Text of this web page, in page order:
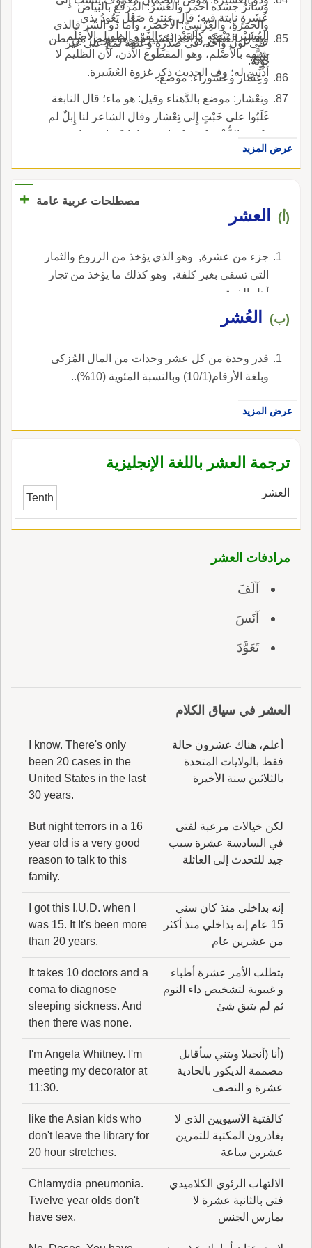
وسائرُ جسده أَحمر والعُشَرُ: المُرَقَّع بالبياض
والحمرةِ، والعِرْسِيّ: الأَخضر، وأَما ذو الشر فالذي
على لون واحد، في صدرِهِ وعنُقِه لُمَعٌ على غير
لونه.
عُشَرةٍ نابتة فيه؛ قال عنترة صَعْل يَعُودُ بذي
العُشَيْرة بَيْضَه كالعَبْدِ ذي الفَرْوِ الطويل الأَصْلَم
شبَّهه بالأَصْلم، وهو المقطوع الأُذن، لأَن الظليم لا
أُذُنَين له؛ وف الحديث ذكر غزوة العُشَيرة.
ويقال: العُشَيْر وذاتُ العُشَيرة، وهو موض من بطن
يَنْبُع.
وعِشَار وعَشُوراء: موضع.
وتِعْشار: موضع بالدَّهناء وقيل: هو ماء؛ قال النابغة
غَلَبُوا على خَبْتٍ إِلى تِعْشار وقال الشاعر لنا إِبلٌ لم
تَعْرِف الذُّعْرَ بَيْنَه بتِعْشارَ مَرْعاها قَسَا فصَرائمُه.
عرض المزيد
مصطلحات عربية عامة +
(أ) العشر
جزء من عشرة‏, ‏ وهو الذي يؤخذ من الزروع والثمار
التي تسقى بغير كلفة‏, ‏ وهو كذلك ما يؤخذ من تجار
أهل الذمة‏.‏.
(ب) العُشر
قدر وحدة من كل عشر وحدات من المال المُزكى
وبلغة الأرقام‏(‏‏1‏/‏10‏‏)‏ وبالنسبة المئوية ‏(‏‏10‏‏%‏‏)‏‏.‏.
عرض المزيد
ترجمة العشر باللغة الإنجليزية
العشر Tenth
مرادفات العشر
آلَفَ
آنَسَ
تَعَوَّدَ
العشر في سياق الكلام
أعلم، هناك عشرون حالة
فقط بالولايات المتحدة
بالثلاثين سنة الأخيرة
I know. There's only
been 20 cases in the
United States in the last
30 years.
لكن خيالات مرعبة لفتى
في السادسة عشرة سبب
جيد للتحدث إلى العائلة
But night terrors in a 16
year old is a very good
reason to talk to this
family.
إنه بداخلي منذ كان سني
15 عام إنه بداخلي منذ أكثر
من عشرين عام
I got this I.U.D. when I
was 15. It It's been more
than 20 years.
يتطلب الأمر عشرة أطباء
و غيبوبة لتشخيص داء النوم
ثم لم يتبق شئ
It takes 10 doctors and a
coma to diagnose
sleeping sickness. And
then there was none.
(أنا (أنجيلا ويتني سأقابل
مصممة الديكور بالحادية
عشرة و النصف
I'm Angela Whitney. I'm
meeting my decorator at
11:30.
كالفتية الآسيويين الذي لا
يغادرون المكتبة للتمرين
عشرين ساعة
like the Asian kids who
don't leave the library for
20 hour stretches.
الالتهاب الرئوي الكلاميدي
فتى بالثانية عشرة لا
يمارس الجنس
Chlamydia pneumonia.
Twelve year olds don't
have sex.